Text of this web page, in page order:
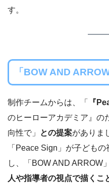
す。
「BOW AND
制作チームからは、「 『
のヒーローアカデミア』の
向性で」
との提案がありま
「Peace Sign」が子ども
し、「BOW AND ARROW
人や指導者の視点で描くこ